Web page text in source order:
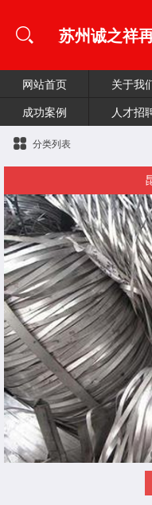
苏州诚之祥
网站首页 关于我
成功案例
人才招
分类列表